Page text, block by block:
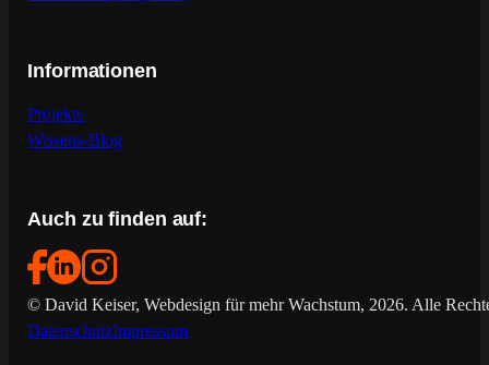
Informationen
Projekte
Wissens-Blog
Auch zu finden auf:
© David Keiser, Webdesign für mehr Wachstum, 2026. Alle
DatenschutzImpressum